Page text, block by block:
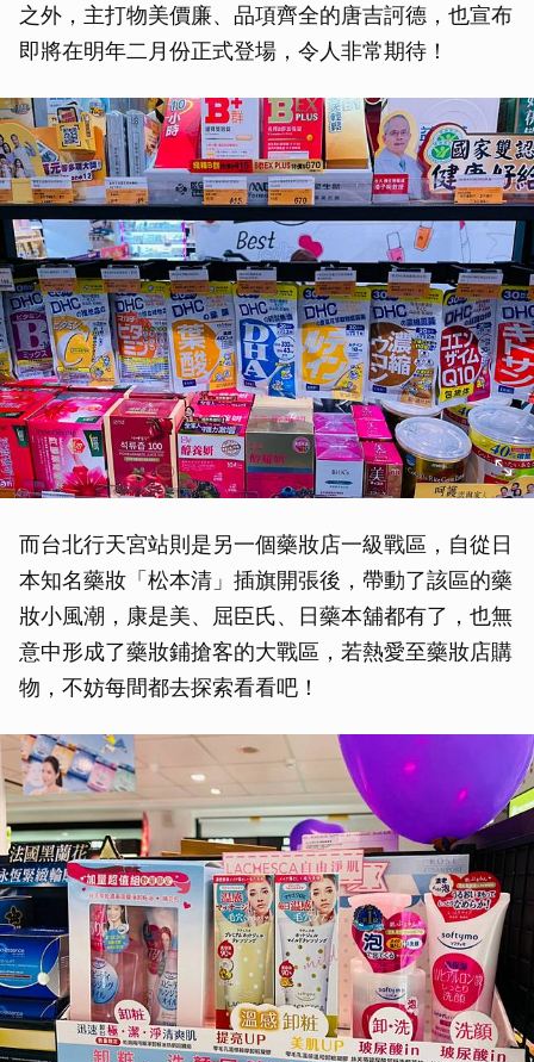
之外，主打物美價廉、品項齊全的唐吉訶德，也宣布
即將在明年二月份正式登場，令人非常期待！
而台北行天宮站則是另一個藥妝店一級戰區，自從日
本知名藥妝「松本清」插旗開張後，帶動了該區的藥
妝小風潮，康是美、屈臣氏、日藥本舖都有了，也無
意中形成了藥妝鋪搶客的大戰區，若熱愛至藥妝店購
物，不妨每間都去探索看看吧！